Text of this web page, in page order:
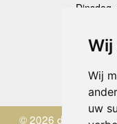
Wij
uw
Dinsdag
Donderdag
Vrijdag
© 2026 de Zwerver